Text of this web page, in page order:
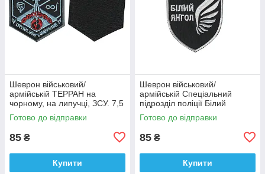
Шеврон військовий/
армійській ТЕРРАН на
чорному, на липучці, ЗСУ. 7,5
см * 9 см
Готово до відправки
85 ₴
Купити
Шеврон військовий/
армійській Спеціальний
підрозділ поліції Білий
янгол на чорному, ЗСУ. 7 см *
9 см
Готово до відправки
85 ₴
Купити